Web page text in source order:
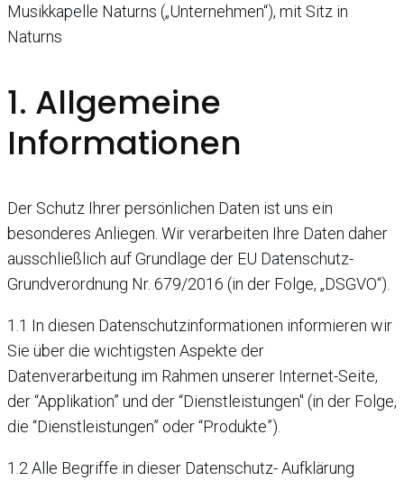
Musikkapelle Naturns („Unternehmen“), mit Sitz in
Naturns
1. Allgemeine
Informationen
Der Schutz Ihrer persönlichen Daten ist uns ein
besonderes Anliegen. Wir verarbeiten Ihre Daten daher
ausschließlich auf Grundlage der EU Datenschutz-
Grundverordnung Nr. 679/2016 (in der Folge, „DSGVO“).
1.1 In diesen Datenschutzinformationen informieren wir
Sie über die wichtigsten Aspekte der
Datenverarbeitung im Rahmen unserer Internet-Seite,
der “Applikation” und der “Dienstleistungen" (in der Folge,
die “Dienstleistungen” oder “Produkte”).
1.2 Alle Begriffe in dieser Datenschutz- Aufklärung